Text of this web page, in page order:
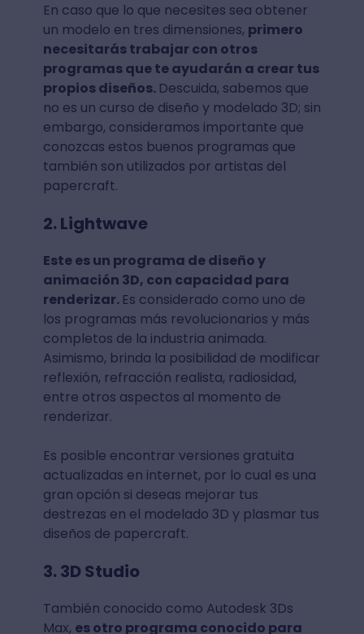
En caso que lo que necesites sea obtener
un modelo en tres dimensiones, primero
necesitarás trabajar con otros
programas que te ayudarán a crear tus
propios diseños. Descuida, sabemos que
no es un curso de diseño y modelado 3D; sin
embargo, consideramos importante que
conozcas estos buenos programas que
también son utilizados por artistas del
papercraft.
2. Lightwave
Este es un programa de diseño y
animación 3D, con capacidad para
renderizar. Es considerado como uno de
los programas más revolucionarios y más
completos de la industria animada.
Asimismo, brinda la posibilidad de modificar
reflexión, refracción realista, radiosidad,
entre otros aspectos al momento de
renderizar.
Es posible encontrar versiones gratuita
actualizadas en internet, por lo cual es una
gran opción si deseas mejorar tus
destrezas en el modelado 3D y plasmar tus
diseños de papercraft.
3. 3D Studio
También conocido como Autodesk 3Ds
Max, es otro programa conocido para